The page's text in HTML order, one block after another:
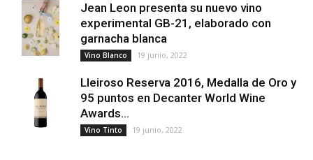
Jean Leon presenta su nuevo vino
experimental GB-21, elaborado con
garnacha blanca
Vino Blanco 19 junio, 2022
Lleiroso Reserva 2016, Medalla de Oro y
95 puntos en Decanter World Wine
Awards...
Vino Tinto 19 junio, 2022